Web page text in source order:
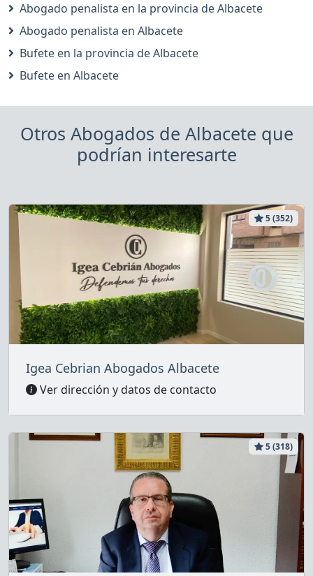
Abogado penalista en la provincia de Albacete
Abogado penalista en Albacete
Bufete en la provincia de Albacete
Bufete en Albacete
Otros Abogados de Albacete que
podrían interesarte
5 (352)
Igea Cebrian Abogados Albacete
Ver dirección y datos de contacto
5 (318)